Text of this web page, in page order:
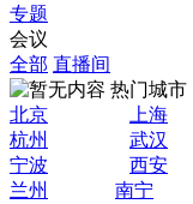
专题
会议
全部 直播间
热门城市
北京
上海
杭州
武汉
宁波
西安
兰州
南宁